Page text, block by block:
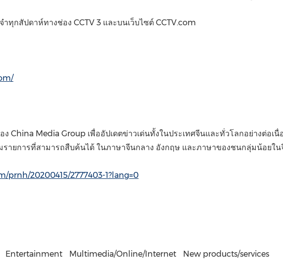
ทุกสัปดาห์ทางช่อง CCTV 3 และบนเว็บไซต์ CCTV.com
China Media Group เพื่ออัปเดตข่าวเด่นทั้งในประเทศจีนและทั่วโลกอย่างต่อ
ายการที่สามารถสืบค้นได้ ในภาษาจีนกลาง อังกฤษ และภาษาของชนกลุ่มน้อยใน
prnh/20200415/2777403-1?lang=0
Entertainment Multimedia/Online/Internet New products/services